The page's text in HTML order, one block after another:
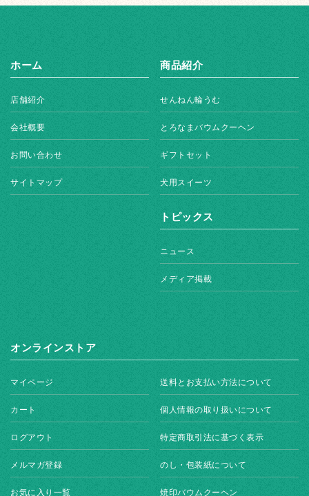
ホーム
店舗紹介
会社概要
お問い合わせ
サイトマップ
商品紹介
せんねん輪うむ
とろなまバウムクーヘン
ギフトセット
犬用スイーツ
トピックス
ニュース
メディア掲載
オンラインストア
マイページ
カート
ログアウト
メルマガ登録
お気に入り一覧
送料とお支払い方法について
個人情報の取り扱いについて
特定商取引法に基づく表示
のし・包装紙について
焼印バウムクーヘン